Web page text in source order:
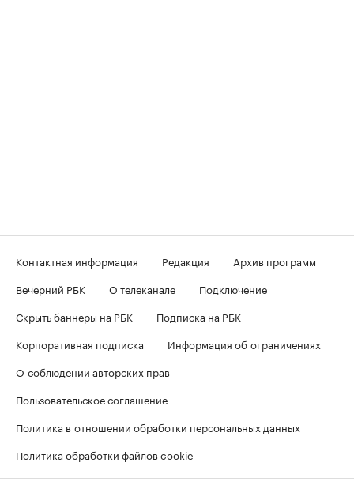
Контактная информация Редакция
Архив программ
Вечерний РБК
О телеканале
Подключение
Скрыть баннеры на РБК
Подписка на РБК
Корпоративная подписка
Информация об ограничениях
О соблюдении авторских прав
Пользовательское соглашение
Политика в отношении обработки персональных данных
Политика обработки файлов cookie